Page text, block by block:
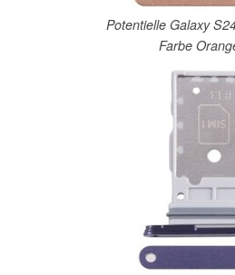
Potentielle Galaxy
Farbe